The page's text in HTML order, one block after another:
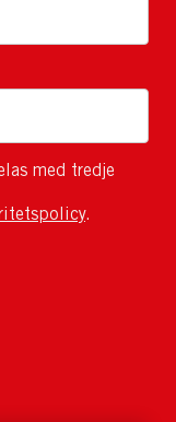
med tredje
.